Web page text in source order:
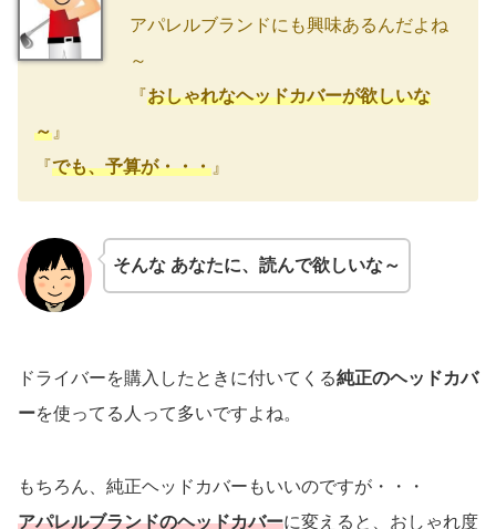
アパレルブランドにも興味あるんだよね
～
『おしゃれなヘッドカバーが欲しいな
～ 』
『でも、予算が・・・ 』
そんな あなたに、読んで欲しいな～
ドライバーを購入したときに付いてくる純正のヘッドカバ
ーを使ってる人って多いですよね。
もちろん、純正ヘッドカバーもいいのですが・・・
アパレルブランドのヘッドカバーに変えると、おしゃれ度